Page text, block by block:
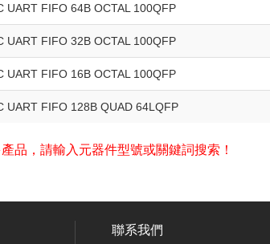
UART FIFO 64B OCTAL 100QFP
UART FIFO 32B OCTAL 100QFP
UART FIFO 16B OCTAL 100QFP
UART FIFO 128B QUAD 64LQFP
品，請輸入元器件型號或關鍵詞搜索！
聯系我們